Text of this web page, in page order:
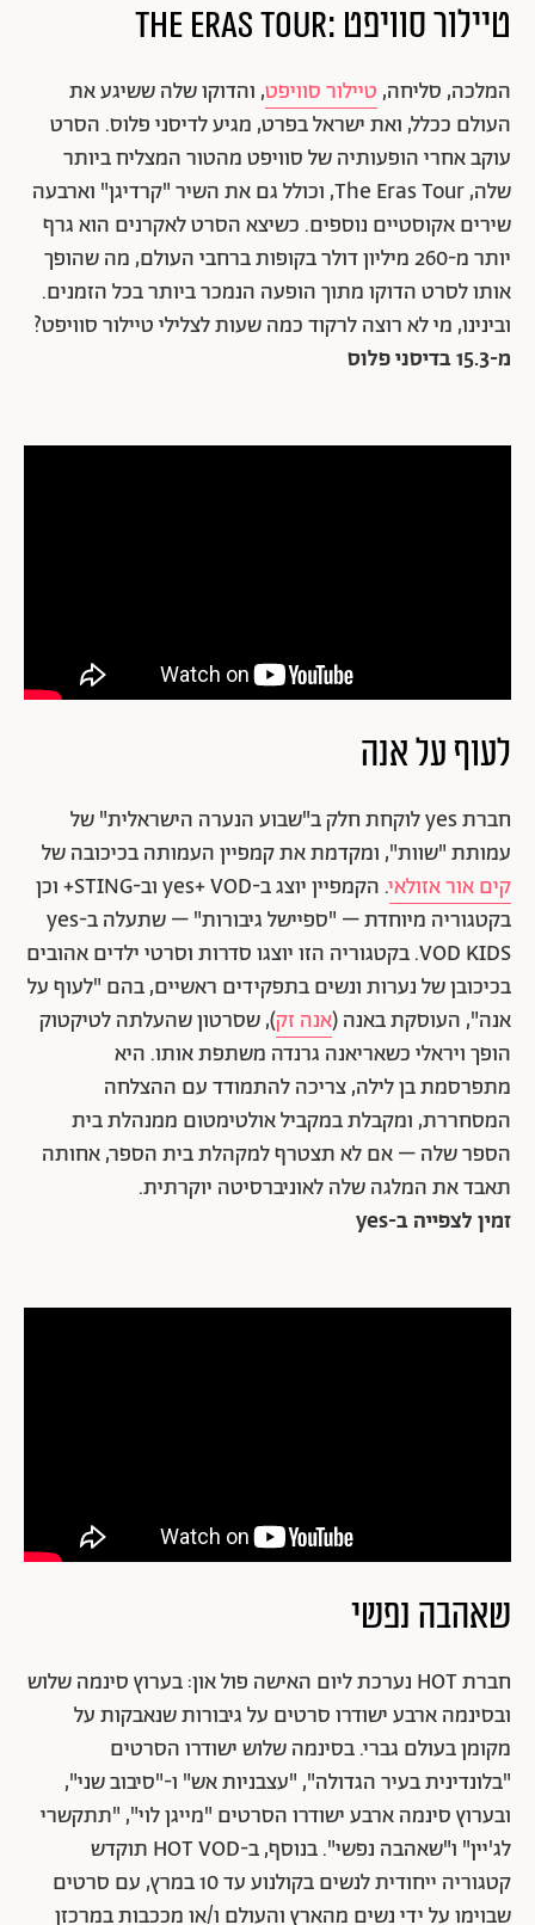
טיילור סוויפט :The Eras Tour
המלכה, סליחה,טיילור סוויפט, והדוקו שלה ששיגע את
העולם ככלל, ואת ישראל בפרט, מגיע לדיסני פלוס. הסרט
עוקב אחרי הופעותיה של סוויפט מהטור המצליח ביותר
שלה, The Eras Tour, וכולל גם את השיר "קרדיגן" וארבעה
שירים אקוסטיים נוספים. כשיצא הסרט לאקרנים הוא גרף
יותר מ-260 מיליון דולר בקופות ברחבי העולם, מה שהופך
אותו לסרט הדוקו מתוך הופעה הנמכר ביותר בכל הזמנים.
ובינינו, מי לא רוצה לרקוד כמה שעות לצלילי טיילור סוויפט?
מ-15.3 בדיסני פלוס
לעוף על אנה
חברת yes לוקחת חלק ב"שבוע הנערה הישראלית" של
עמותת "שוות", ומקדמת את קמפיין העמותה בכיכובה של
קים אור אזולאי
. הקמפיין יוצג ב-yes+ VOD וב-STING+ וכן
בקטגוריה מיוחדת – "ספיישל גיבורות" – שתעלה ב-yes
VOD KIDS. בקטגוריה הזו יוצגו סדרות וסרטי ילדים אהובים
בכיכובן של נערות ונשים בתפקידים ראשיים, בהם "לעוף על
אנה", העוסקת באנה (אנה זק), שסרטון שהעלתה לטיקטוק
הופך ויראלי כשאריאנה גרנדה משתפת אותו. היא
מתפרסמת בן לילה, צריכה להתמודד עם ההצלחה
המסחררת, ומקבלת במקביל אולטימטום ממנהלת בית
הספר שלה – אם לא תצטרף למקהלת בית הספר, אחותה
תאבד את המלגה שלה לאוניברסיטה יוקרתית.
זמין לצפייה ב-yes
שאהבה נפשי
חברת HOT נערכת ליום האישה פול און: בערוץ סינמה שלוש
ובסינמה ארבע ישודרו סרטים על גיבורות שנאבקות על
מקומן בעולם גברי. בסינמה שלוש ישודרו הסרטים
"בלונדינית בעיר הגדולה", "עצבניות אש" ו-"סיבוב שני",
ובערוץ סינמה ארבע ישודרו הסרטים "מייגן לוי", "תתקשרי
לג'יין" ו"שאהבה נפשי". בנוסף, ב-HOT VOD תוקדש
קטגוריה ייחודית לנשים בקולנוע עד 10 במרץ, עם סרטים
שבוימו על ידי נשים מהארץ והעולם ו/או מככבות במרכזן